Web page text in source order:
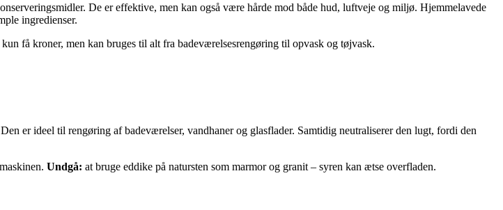
De er effektive, men kan også være hårde mod både hud, luftveje og miljø. Hjemmelavede
ingredienser.
få kroner, men kan bruges til alt fra badeværelsesrengøring til opvask og tøjvask.
er ideel til rengøring af badeværelser, vandhaner og glasflader. Samtidig neutraliserer den lugt, fordi den
Undgå: at bruge eddike på natursten som marmor og granit – syren kan ætse overfladen.